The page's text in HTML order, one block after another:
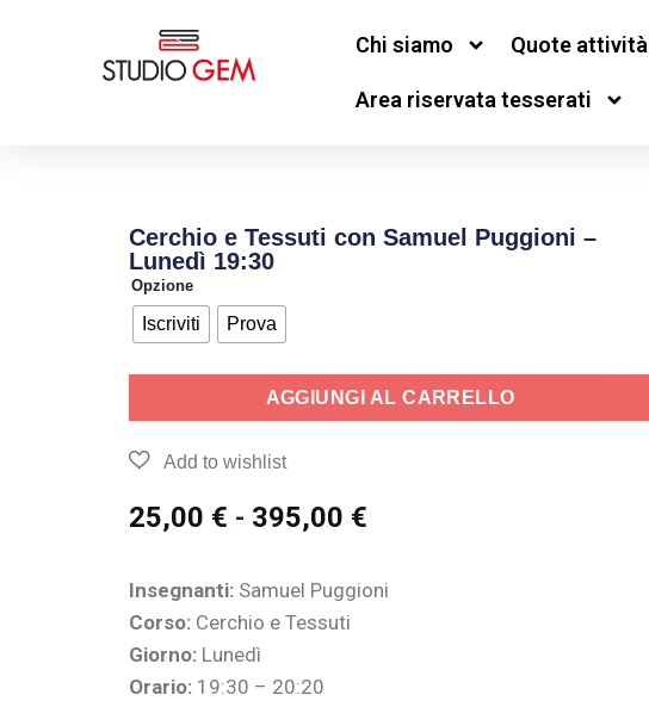
Chi siamo Quote attività
Area riservata tesserati
Cerchio e Tessuti con Samuel Puggioni –
Lunedì 19:30
Opzione
Iscriviti Prova
AGGIUNGI AL CARRELLO
25,00 € - 395,00 €
Insegnanti:Samuel Puggioni
Corso:Cerchio e Tessuti
Giorno:Lunedì
Orario:19:30 – 20:20